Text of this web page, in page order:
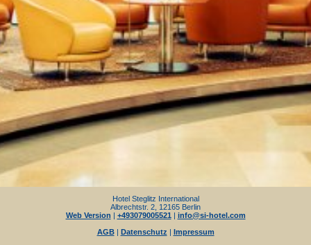
Hotel Steglitz International
Albrechtstr. 2, 12165 Berlin
Web Version | +493079005521 | info@si-hotel.com
AGB| Datenschutz | Impressum